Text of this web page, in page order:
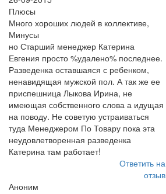
Плюсы
Много хороших людей в коллективе,
Минусы
но Старший менеджер Катерина
Евгения просто %удалено% последнее.
Разведенка оставшаяся с ребенком,
ненавидящая мужской пол. А так же ее
приспешница Лыкова Ирина, не
имеющая собственного слова а идущая
на поводу. Не советую устраиваться
туда Менеджером По Товару пока эта
неудовлетворенная разведенка
Катерина там работает!
Ответить на
отзыв
Аноним